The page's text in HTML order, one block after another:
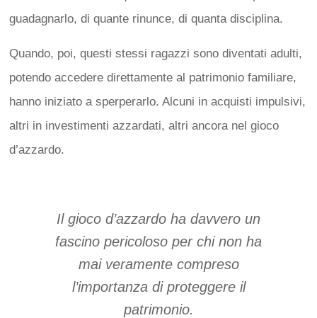
guadagnarlo, di quante rinunce, di quanta disciplina.
Quando, poi, questi stessi ragazzi sono diventati adulti,
potendo accedere direttamente al patrimonio familiare,
hanno iniziato a sperperarlo. Alcuni in acquisti impulsivi,
altri in investimenti azzardati, altri ancora nel gioco
d’azzardo.
Il gioco d’azzardo ha davvero un
fascino pericoloso per chi non ha
mai veramente compreso
l’importanza di proteggere il
patrimonio.